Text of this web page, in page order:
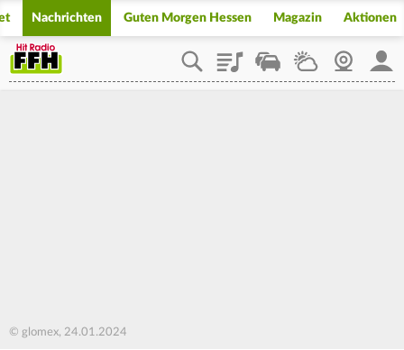
Nachrichten Guten Morgen Hessen Magazin Aktionen
PlaylistStaupilotWetterWebcam
© glomex, 24.01.2024